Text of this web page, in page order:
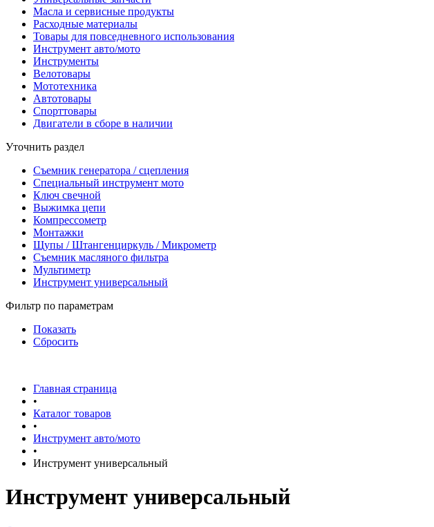
Масла и сервисные продукты
Расходные материалы
Товары для повседневного использования
Инструмент авто/мото
Инструменты
Велотовары
Мототехника
Автотовары
Спорттовары
Двигатели в сборе в наличии
Уточнить раздел
Съемник генератора / сцепления
Специальный инструмент мото
Ключ свечной
Выжимка цепи
Компрессометр
Монтажки
Щупы / Штангенциркуль / Микрометр
Съемник масляного фильтра
Мультиметр
Инструмент универсальный
Фильтр по параметрам
Показать
Сбросить
Главная страница
•
Каталог товаров
•
Инструмент авто/мото
•
Инструмент универсальный
Инструмент универсальный